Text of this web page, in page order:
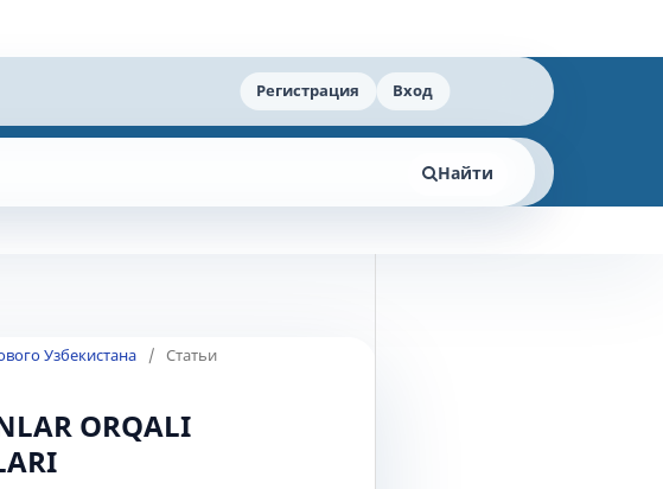
Регистрация Вход
Найти
Узбекистана / Статьи
ORQALI